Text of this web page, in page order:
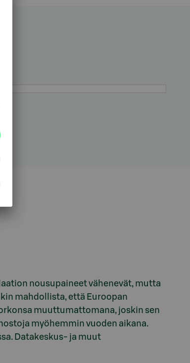
nousupaineet vähenevät, mutta
mahdollista, että Euroopan
muuttumattomana, joskin sen
myöhemmin vuoden aikana.
Datakeskus- ja muut